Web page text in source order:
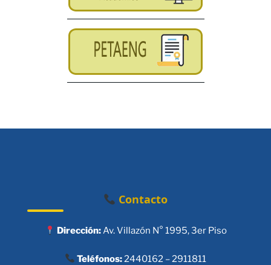
Contacto
Dirección:Av. Villazón N° 1995, 3er Piso
Teléfonos:2440162 – 2911811